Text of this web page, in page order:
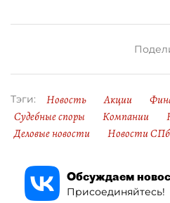
Тэги: Новость Акции
Судебные споры
Компании
Деловые новости
Новости СПб
Обсуждаем
Присоединяйтесь!